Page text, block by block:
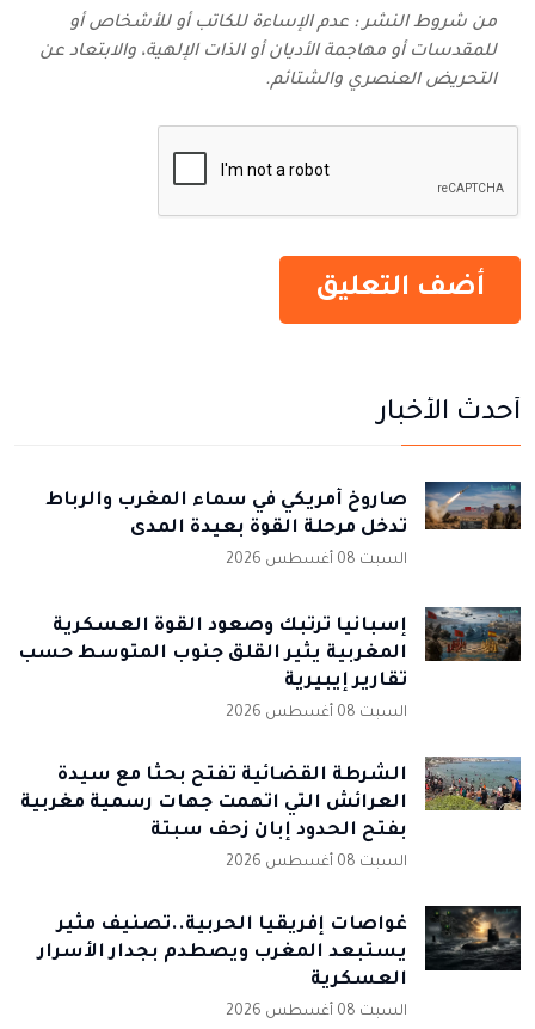
من شروط النشر : عدم الإساءة للكاتب أو للأشخاص أو
للمقدسات أو مهاجمة الأديان أو الذات الإلهية، والابتعاد عن
التحريض العنصري والشتائم‬.
أحدث الأخبار
صاروخ أمريكي في سماء المغرب والرباط
تدخل مرحلة القوة بعيدة المدى
السبت 08 أغسطس 2026
إسبانيا ترتبك وصعود القوة العسكرية
المغربية يثير القلق جنوب المتوسط حسب
تقارير إيبيرية
السبت 08 أغسطس 2026
الشرطة القضائية تفتح بحثا مع سيدة
العرائش التي اتهمت جهات رسمية مغربية
بفتح الحدود إبان زحف سبتة
السبت 08 أغسطس 2026
غواصات إفريقيا الحربية..تصنيف مثير
يستبعد المغرب ويصطدم بجدار الأسرار
العسكرية
السبت 08 أغسطس 2026